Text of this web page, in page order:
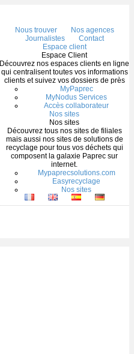
Nous trouver
Nos agences
Journalistes
Contact
Espace client
Espace Client
Découvrez nos espaces clients en ligne
qui centralisent toutes vos informations
clients et suivez vos dossiers de près
MyPaprec
MyNodus Services
Accès collaborateur
Nos sites
Nos sites
Découvrez tous nos sites de filiales
mais aussi nos sites de solutions de
recyclage pour tous vos déchets qui
composent la galaxie Paprec sur
internet.
Mypaprecsolutions.com
Easyrecyclage
Nos sites